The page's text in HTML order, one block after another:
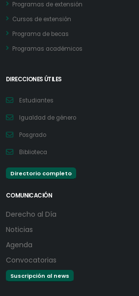
Programas de extensión
Cursos de extensión
Programa de becas
Programas académicos
DIRECCIONES ÚTILES
Estudiantes
Igualdad de género
Posgrado
Biblioteca
Directorio completo
COMUNICACIÓN
Derecho al Día
Noticias
Agenda
Convocatorias
Suscripción al news